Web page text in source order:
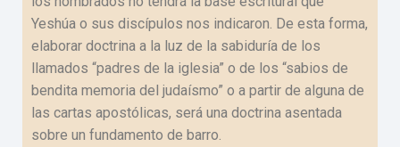
Yeshúa o sus discípulos nos indicaron. De esta forma,
elaborar doctrina a la luz de la sabiduría de los
llamados “padres de la iglesia” o de los “sabios de
bendita memoria del judaísmo” o a partir de alguna de
las cartas apostólicas, será una doctrina asentada
sobre un fundamento de barro.